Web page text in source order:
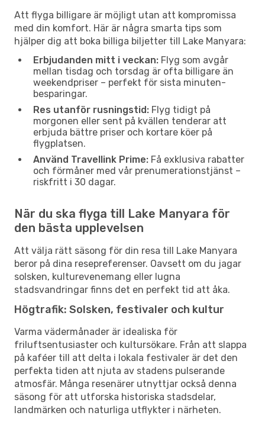
Att flyga billigare är möjligt utan att kompromissa
med din komfort. Här är några smarta tips som
hjälper dig att boka billiga biljetter till Lake Manyara:
Erbjudanden mitt i veckan: Flyg som avgår
mellan tisdag och torsdag är ofta billigare än
weekendpriser – perfekt för sista minuten-
besparingar.
Res utanför rusningstid: Flyg tidigt på
morgonen eller sent på kvällen tenderar att
erbjuda bättre priser och kortare köer på
flygplatsen.
Använd Travellink Prime: Få exklusiva rabatter
och förmåner med vår prenumerationstjänst –
riskfritt i 30 dagar.
När du ska flyga till Lake Manyara för
den bästa upplevelsen
Att välja rätt säsong för din resa till Lake Manyara
beror på dina resepreferenser. Oavsett om du jagar
solsken, kulturevenemang eller lugna
stadsvandringar finns det en perfekt tid att åka.
Högtrafik: Solsken, festivaler och kultur
Varma vädermånader är idealiska för
friluftsentusiaster och kultursökare. Från att slappa
på kaféer till att delta i lokala festivaler är det den
perfekta tiden att njuta av stadens pulserande
atmosfär. Många resenärer utnyttjar också denna
säsong för att utforska historiska stadsdelar,
landmärken och naturliga utflykter i närheten.